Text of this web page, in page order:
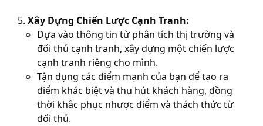
Xây Dựng Chiến Lược Cạnh Tranh:
Dựa vào thông tin từ phân tích thị trường và
đối thủ cạnh tranh, xây dựng một chiến lược
cạnh tranh riêng cho mình.
Tận dụng các điểm mạnh của bạn để tạo ra
điểm khác biệt và thu hút khách hàng, đồng
thời khắc phục nhược điểm và thách thức từ
đối thủ.